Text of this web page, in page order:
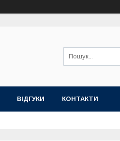
ВІДГУКИ КОНТАКТИ